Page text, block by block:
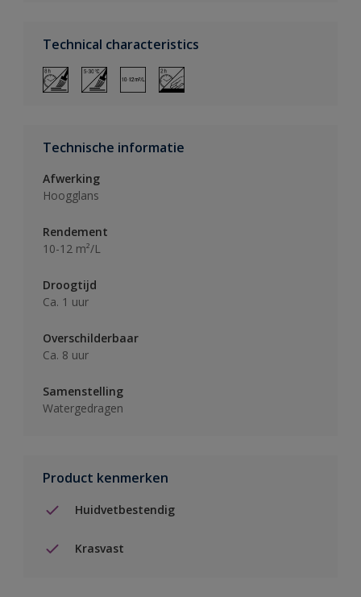
Technical characteristics
Technische informatie
Afwerking
Hoogglans
Rendement
10-12 m²/L
Droogtijd
Ca. 1 uur
Overschilderbaar
Ca. 8 uur
Samenstelling
Watergedragen
Product kenmerken
Huidvetbestendig
Krasvast